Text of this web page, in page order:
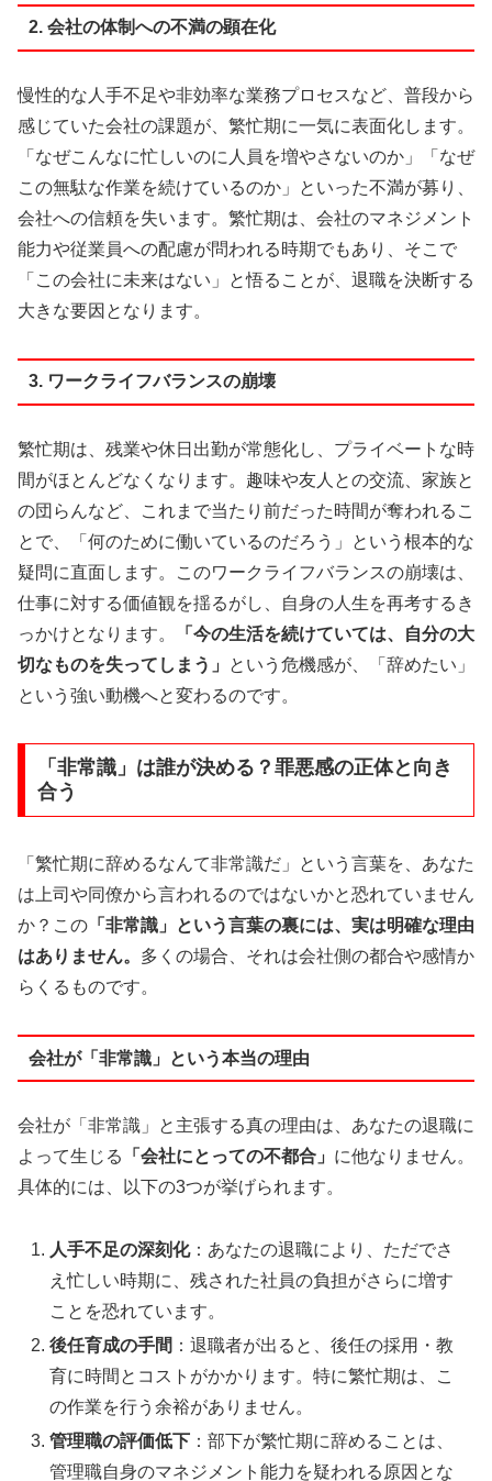
2. 会社の体制への不満の顕在化
慢性的な人手不足や非効率な業務プロセスなど、普段から
感じていた会社の課題が、繁忙期に一気に表面化します。
「なぜこんなに忙しいのに人員を増やさないのか」「なぜ
この無駄な作業を続けているのか」といった不満が募り、
会社への信頼を失います。繁忙期は、会社のマネジメント
能力や従業員への配慮が問われる時期でもあり、そこで
「この会社に未来はない」と悟ることが、退職を決断する
大きな要因となります。
3. ワークライフバランスの崩壊
繁忙期は、残業や休日出勤が常態化し、プライベートな時
間がほとんどなくなります。趣味や友人との交流、家族と
の団らんなど、これまで当たり前だった時間が奪われるこ
とで、「何のために働いているのだろう」という根本的な
疑問に直面します。このワークライフバランスの崩壊は、
仕事に対する価値観を揺るがし、自身の人生を再考するき
っかけとなります。
「今の生活を続けていては、自分の大
切なものを失ってしまう」
という危機感が、「辞めたい」
という強い動機へと変わるのです。
「非常識」は誰が決める？罪悪感の正体と向き
合う
「繁忙期に辞めるなんて非常識だ」という言葉を、あなた
は上司や同僚から言われるのではないかと恐れていません
か？この 「非常識」という言葉の裏には、実は明確な理由
はありません。 多くの場合、それは会社側の都合や感情か
らくるものです。
会社が「非常識」という本当の理由
会社が「非常識」と主張する真の理由は、あなたの退職に
よって生じる
「会社にとっての不都合」 に他なりません。
具体的には、以下の3つが挙げられます。
人手不足の深刻化：あなたの退職により、ただでさ
え忙しい時期に、残された社員の負担がさらに増す
ことを恐れています。
後任育成の手間 ：退職者が出ると、後任の採用・教
育に時間とコストがかかります。特に繁忙期は、こ
の作業を行う余裕がありません。
管理職の評価低下 ：部下が繁忙期に辞めることは、
管理職自身のマネジメント能力を疑われる原因とな